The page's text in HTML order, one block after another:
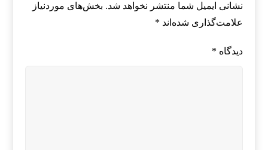
نشانی ایمیل شما منتشر نخواهد شد. بخش‌های موردنیاز
علامت‌گذاری شده‌اند *
دیدگاه *